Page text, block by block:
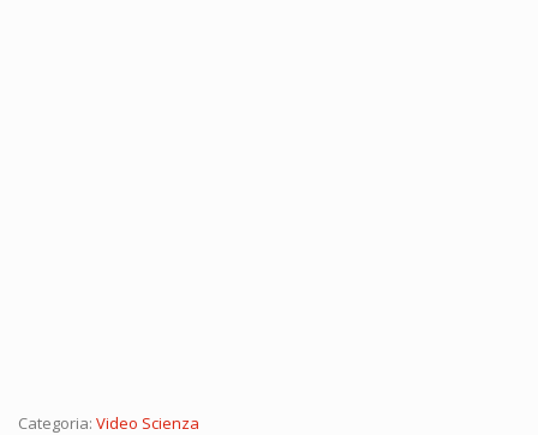
Categoria: Video Scienza